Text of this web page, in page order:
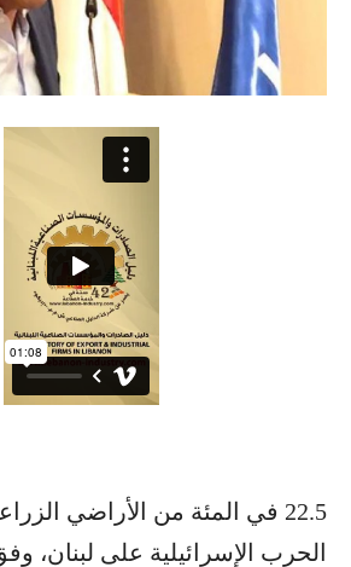
22.5 في المئة من الأراضي
الحرب الإسرائيلية على لبنان،